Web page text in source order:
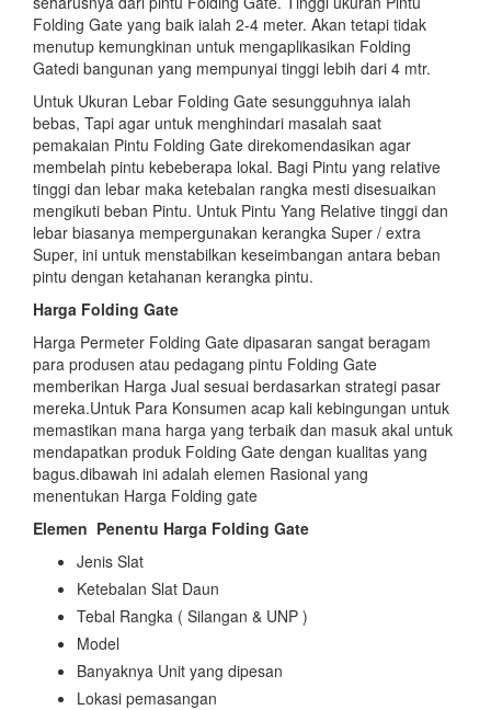
Folding Gate yang baik ialah 2-4 meter. Akan tetapi tidak
menutup kemungkinan untuk mengaplikasikan Folding
Gatedi bangunan yang mempunyai tinggi lebih dari 4 mtr.
Untuk Ukuran Lebar Folding Gate sesungguhnya ialah
bebas, Tapi agar untuk menghindari masalah saat
pemakaian Pintu Folding Gate direkomendasikan agar
membelah pintu kebeberapa lokal. Bagi Pintu yang relative
tinggi dan lebar maka ketebalan rangka mesti disesuaikan
mengikuti beban Pintu. Untuk Pintu Yang Relative tinggi dan
lebar biasanya mempergunakan kerangka Super / extra
Super, ini untuk menstabilkan keseimbangan antara beban
pintu dengan ketahanan kerangka pintu.
Harga Folding Gate
Harga Permeter Folding Gate dipasaran sangat beragam
para produsen atau pedagang pintu Folding Gate
memberikan Harga Jual sesuai berdasarkan strategi pasar
mereka.Untuk Para Konsumen acap kali kebingungan untuk
memastikan mana harga yang terbaik dan masuk akal untuk
mendapatkan produk Folding Gate dengan kualitas yang
bagus.dibawah ini adalah elemen Rasional yang
menentukan Harga Folding gate
Elemen Penentu Harga Folding Gate
Jenis Slat
Ketebalan Slat Daun
Tebal Rangka ( Silangan & UNP )
Model
Banyaknya Unit yang dipesan
Lokasi pemasangan